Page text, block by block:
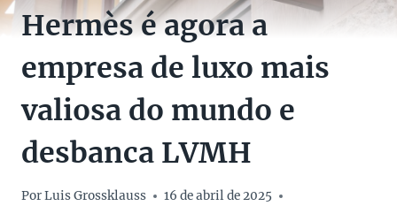
Hermès é agora a
empresa de luxo mais
valiosa do mundo e
desbanca LVMH
PorLuis Grossklauss
16 de abril de 2025